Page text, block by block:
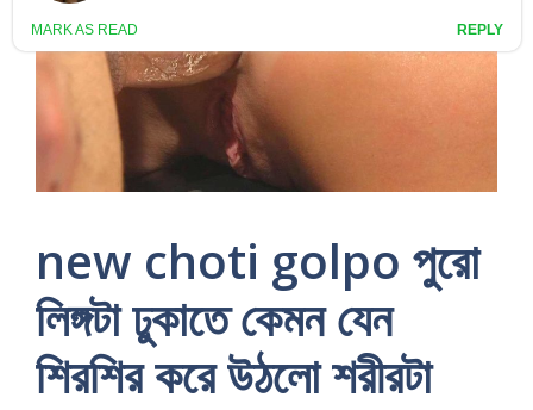
new choti golpo পুরো
লিঙ্গটা ঢুকাতে কেমন যেন
শিরশির করে উঠলো শরীরটা